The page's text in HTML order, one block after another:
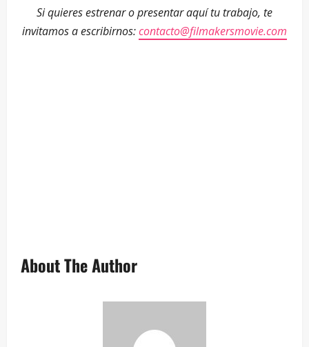
Si quieres estrenar o presentar aquí tu trabajo, te
invitamos a escribirnos:contacto@filmakersmovie.com
About The Author